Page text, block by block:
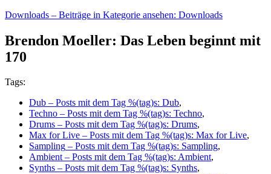
Downloads – Beiträge in Kategorie ansehen: Downloads
Brendon Moeller: Das Leben beginnt mit
170
Tags:
Dub – Posts mit dem Tag %(tag)s: Dub,
Techno – Posts mit dem Tag %(tag)s: Techno,
Drums – Posts mit dem Tag %(tag)s: Drums,
Max for Live – Posts mit dem Tag %(tag)s: Max for Live,
Sampling – Posts mit dem Tag %(tag)s: Sampling,
Ambient– Posts mit dem Tag %(tag)s: Ambient,
Synths – Posts mit dem Tag %(tag)s: Synths,